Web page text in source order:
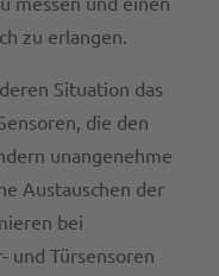
zu erlangen.
Situation das
die den
unangenehme
Austauschen der
bei
und Türsensoren